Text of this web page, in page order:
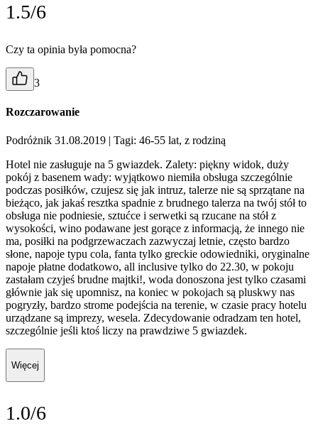
1.5/6
Czy ta opinia była pomocna?
3
Rozczarowanie
Podróżnik 31.08.2019 | Tagi: 46-55 lat, z rodziną
Hotel nie zasługuje na 5 gwiazdek. Zalety: piękny widok, duży
pokój z basenem wady: wyjątkowo niemiła obsługa szczególnie
podczas posiłków, czujesz się jak intruz, talerze nie są sprzątane na
bieżąco, jak jakaś resztka spadnie z brudnego talerza na twój stół to
obsługa nie podniesie, sztućce i serwetki są rzucane na stół z
wysokości, wino podawane jest gorące z informacją, że innego nie
ma, posiłki na podgrzewaczach zazwyczaj letnie, często bardzo
słone, napoje typu cola, fanta tylko greckie odowiedniki, oryginalne
napoje płatne dodatkowo, all inclusive tylko do 22.30, w pokoju
zastałam czyjeś brudne majtki!, woda donoszona jest tylko czasami
głównie jak się upomnisz, na koniec w pokojach są pluskwy nas
pogryzły, bardzo strome podejścia na terenie, w czasie pracy hotelu
urządzane są imprezy, wesela. Zdecydowanie odradzam ten hotel,
szczególnie jeśli ktoś liczy na prawdziwe 5 gwiazdek.
Więcej
1.0/6